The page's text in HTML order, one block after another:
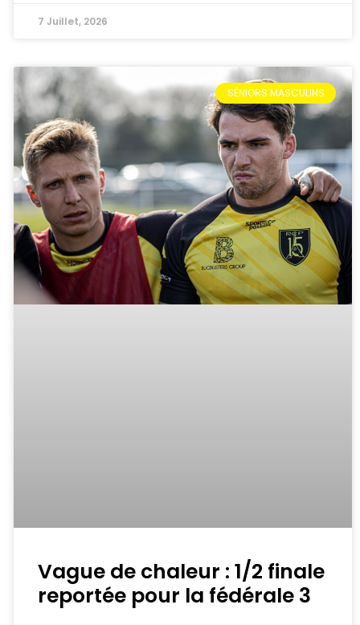
7 Juillet, 2026
SÉNIORS MASCULINS
Vague de chaleur : 1/2 finale
reportée pour la fédérale 3